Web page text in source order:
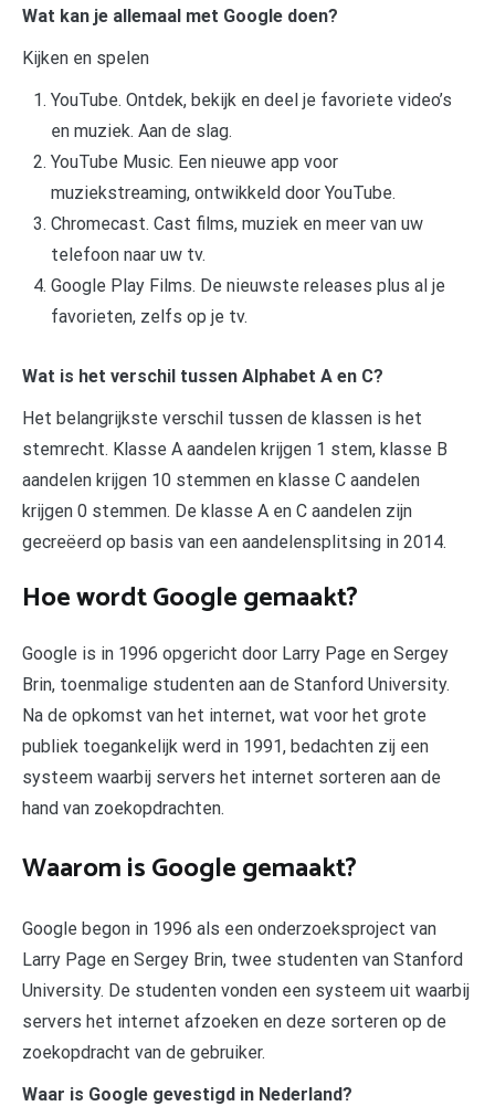
Wat kan je allemaal met Google doen?
Kijken en spelen
YouTube. Ontdek, bekijk en deel je favoriete video’s
en muziek. Aan de slag.
YouTube Music. Een nieuwe app voor
muziekstreaming, ontwikkeld door YouTube.
Chromecast. Cast films, muziek en meer van uw
telefoon naar uw tv.
Google Play Films. De nieuwste releases plus al je
favorieten, zelfs op je tv.
Wat is het verschil tussen Alphabet A en C?
Het belangrijkste verschil tussen de klassen is het
stemrecht. Klasse A aandelen krijgen 1 stem, klasse B
aandelen krijgen 10 stemmen en klasse C aandelen
krijgen 0 stemmen. De klasse A en C aandelen zijn
gecreëerd op basis van een aandelensplitsing in 2014.
Hoe wordt Google gemaakt?
Google is in 1996 opgericht door Larry Page en Sergey
Brin, toenmalige studenten aan de Stanford University.
Na de opkomst van het internet, wat voor het grote
publiek toegankelijk werd in 1991, bedachten zij een
systeem waarbij servers het internet sorteren aan de
hand van zoekopdrachten.
Waarom is Google gemaakt?
Google begon in 1996 als een onderzoeksproject van
Larry Page en Sergey Brin, twee studenten van Stanford
University. De studenten vonden een systeem uit waarbij
servers het internet afzoeken en deze sorteren op de
zoekopdracht van de gebruiker.
Waar is Google gevestigd in Nederland?